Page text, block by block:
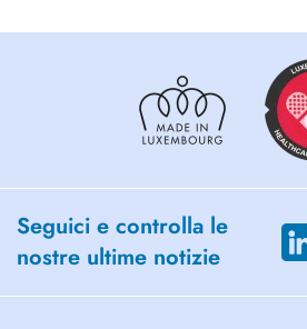
Seguici e controlla le
nostre ultime notizie